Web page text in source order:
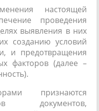
настоящей
проведения
выявления в них
созданию условий
и предотвращения
факторов (далее –
признаются
документов,